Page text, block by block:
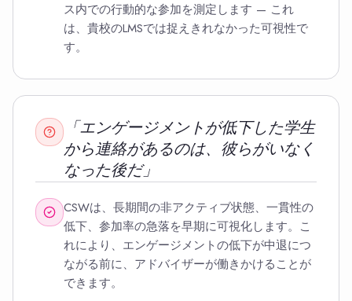
ス内での行動的な参加を測定します — これ
は、貴校のLMSでは捉えきれなかった可視性で
す。
「エンゲージメントが低下した学生
から連絡があるのは、彼らがいなく
なった後だ」
CSWは、長期間の非アクティブ状態、一貫性の
低下、参加率の急落を早期に可視化します。こ
れにより、エンゲージメントの低下が中退につ
ながる前に、アドバイザーが働きかけることが
できます。